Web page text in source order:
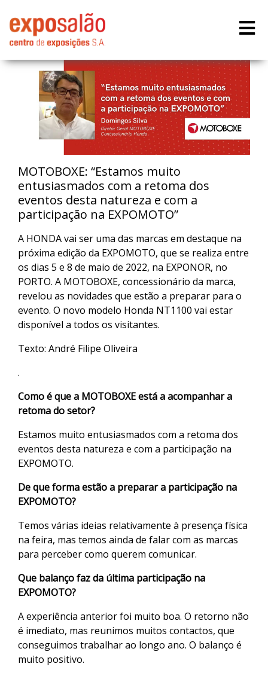
MOTOBOXE: “Estamos muito
entusiasmados com a retoma dos
eventos desta natureza e com a
participação na EXPOMOTO”
A HONDA vai ser uma das marcas em destaque na
próxima edição da EXPOMOTO, que se realiza entre
os dias 5 e 8 de maio de 2022, na EXPONOR, no
PORTO. A MOTOBOXE, concessionário da marca,
revelou as novidades que estão a preparar para o
evento. O novo modelo Honda NT1100 vai estar
disponível a todos os visitantes.
Texto: André Filipe Oliveira
.
Como é que a MOTOBOXE está a acompanhar a
retoma do setor?
Estamos muito entusiasmados com a retoma dos
eventos desta natureza e com a participação na
EXPOMOTO.
De que forma estão a preparar a participação na
EXPOMOTO?
Temos várias ideias relativamente à presença física
na feira, mas temos ainda de falar com as marcas
para perceber como querem comunicar.
Que balanço faz da última participação na
EXPOMOTO?
A experiência anterior foi muito boa. O retorno não
é imediato, mas reunimos muitos contactos, que
conseguimos trabalhar ao longo ano. O balanço é
muito positivo.